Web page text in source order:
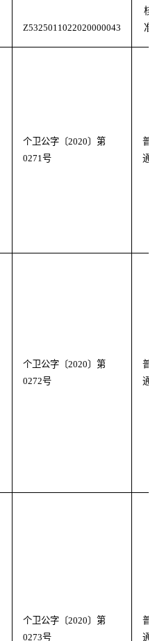
Z5325011022020000043
核
准
个卫公字 〔2020〕第
0271号
普
通
个卫公字〔2020〕第
0272号
普
通
个卫公字〔2020〕第
0273号
普
通